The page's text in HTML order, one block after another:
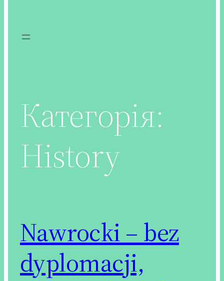
Категорія:
History
Nawrocki – bez
dyplomacji,